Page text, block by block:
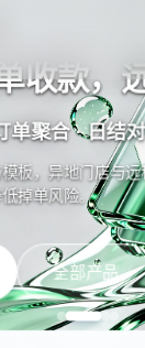
专为创业者打
收齐主
音一站接入
求，终于满意，
品，覆盖全行业
全部产品
收款，
单聚合 · 日结
板，异地门店与
掉单风险。
全部产品
电商图
剪 · 短剧漫剧
探店短视频、带
人出镜，批量混剪
全部产品
见，让
排序・全链
量，精准匹配用户
代策略，抢占 AI 流
全部产品